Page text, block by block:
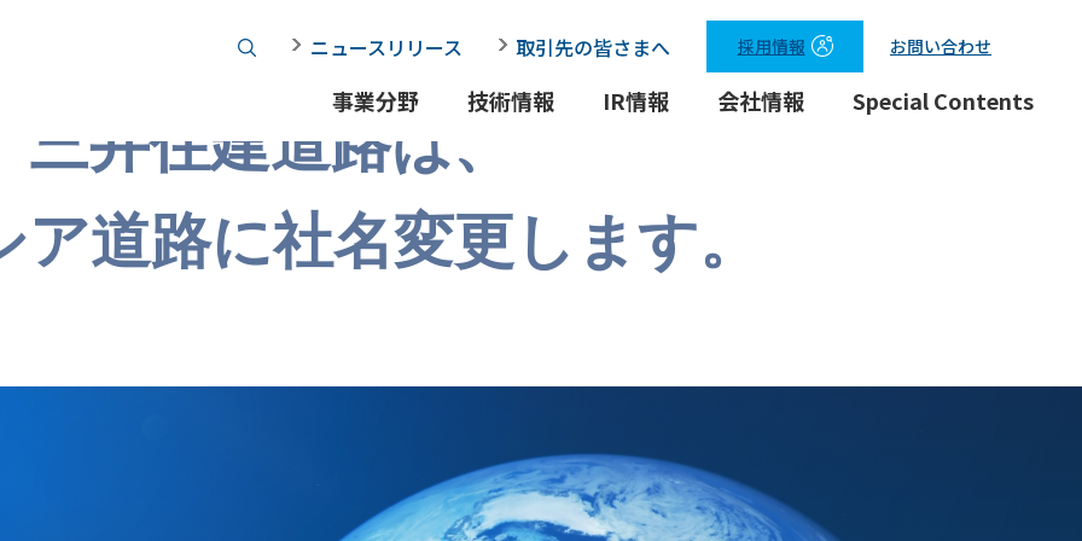
ニュースリリース 取引先の皆さまへ 採用情報 お問い合わせ
事業分野 技術情報 IR情報 会社情報 Special Contents
三井住建道路は、
道路に社名変更します。